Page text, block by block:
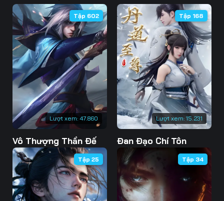
46 47 48
49 50 51
52 53 54
55 57
58 60
61 63
64 66
70 71
Lượt xem: 47.860
Tập 602
Vô Thượng Thần Đế
Lượt xem: 15.231
Tập 168
Đan Đạo Chí Tôn
Tập 25 Tập 34